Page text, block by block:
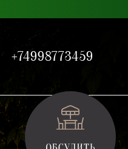
+74998773459